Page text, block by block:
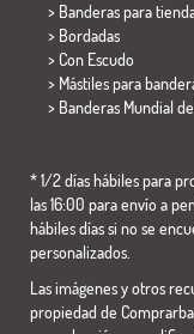
> Banderas para
> Bordadas
> Con Escudo
> Mástiles para
> Banderas Mundial
* 1/2 días hábiles para
las 16:00 para envío a
hábiles días si no se
personalizados.
Las imágenes y otros
propiedad de